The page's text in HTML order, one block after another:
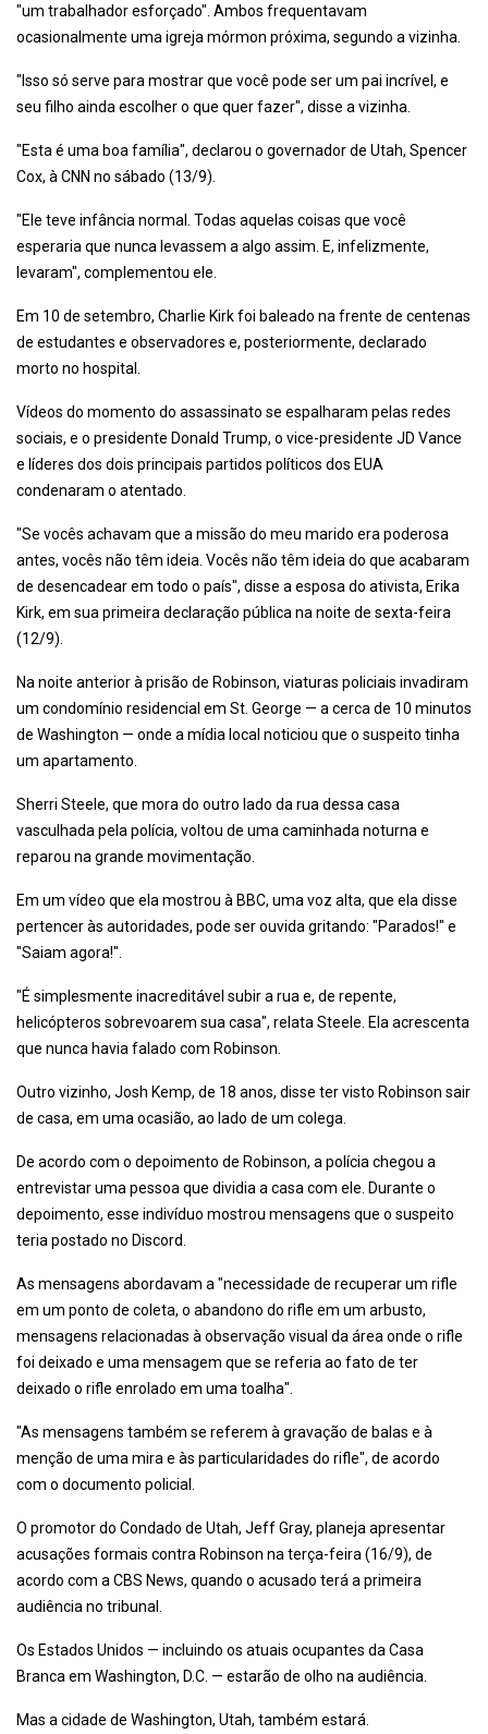
"um trabalhador esforçado". Ambos frequentavam
ocasionalmente uma igreja mórmon próxima, segundo a vizinha.
"Isso só serve para mostrar que você pode ser um pai incrível, e
seu filho ainda escolher o que quer fazer", disse a vizinha.
"Esta é uma boa família", declarou o governador de Utah, Spencer
Cox, à CNN no sábado (13/9).
"Ele teve infância normal. Todas aquelas coisas que você
esperaria que nunca levassem a algo assim. E, infelizmente,
levaram", complementou ele.
Em 10 de setembro, Charlie Kirk foi baleado na frente de centenas
de estudantes e observadores e, posteriormente, declarado
morto no hospital.
Vídeos do momento do assassinato se espalharam pelas redes
sociais, e o presidente Donald Trump, o vice-presidente JD Vance
e líderes dos dois principais partidos políticos dos EUA
condenaram o atentado.
"Se vocês achavam que a missão do meu marido era poderosa
antes, vocês não têm ideia. Vocês não têm ideia do que acabaram
de desencadear em todo o país", disse a esposa do ativista, Erika
Kirk, em sua primeira declaração pública na noite de sexta-feira
(12/9).
Na noite anterior à prisão de Robinson, viaturas policiais invadiram
um condomínio residencial em St. George — a cerca de 10 minutos
de Washington — onde a mídia local noticiou que o suspeito tinha
um apartamento.
Sherri Steele, que mora do outro lado da rua dessa casa
vasculhada pela polícia, voltou de uma caminhada noturna e
reparou na grande movimentação.
Em um vídeo que ela mostrou à BBC, uma voz alta, que ela disse
pertencer às autoridades, pode ser ouvida gritando: "Parados!" e
"Saiam agora!".
"É simplesmente inacreditável subir a rua e, de repente,
helicópteros sobrevoarem sua casa", relata Steele. Ela acrescenta
que nunca havia falado com Robinson.
Outro vizinho, Josh Kemp, de 18 anos, disse ter visto Robinson sair
de casa, em uma ocasião, ao lado de um colega.
De acordo com o depoimento de Robinson, a polícia chegou a
entrevistar uma pessoa que dividia a casa com ele. Durante o
depoimento, esse indivíduo mostrou mensagens que o suspeito
teria postado no Discord.
As mensagens abordavam a "necessidade de recuperar um rifle
em um ponto de coleta, o abandono do rifle em um arbusto,
mensagens relacionadas à observação visual da área onde o rifle
foi deixado e uma mensagem que se referia ao fato de ter
deixado o rifle enrolado em uma toalha".
"As mensagens também se referem à gravação de balas e à
menção de uma mira e às particularidades do rifle", de acordo
com o documento policial.
O promotor do Condado de Utah, Jeff Gray, planeja apresentar
acusações formais contra Robinson na terça-feira (16/9), de
acordo com a CBS News, quando o acusado terá a primeira
audiência no tribunal.
Os Estados Unidos — incluindo os atuais ocupantes da Casa
Branca em Washington, D.C. — estarão de olho na audiência.
Mas a cidade de Washington, Utah, também estará.